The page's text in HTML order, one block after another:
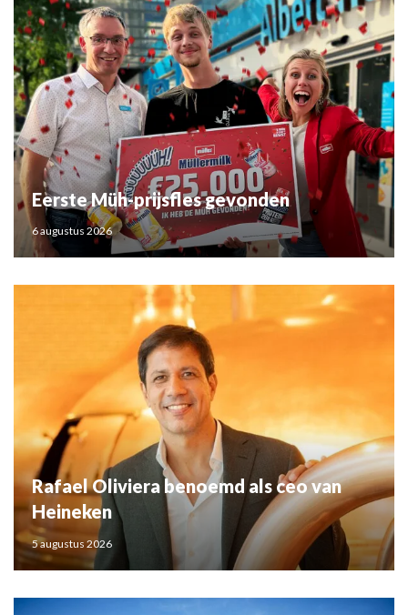
Eerste Müh-prijsfles gevonden
6 augustus 2026
Rafael Oliviera benoemd als ceo van
Heineken
5 augustus 2026